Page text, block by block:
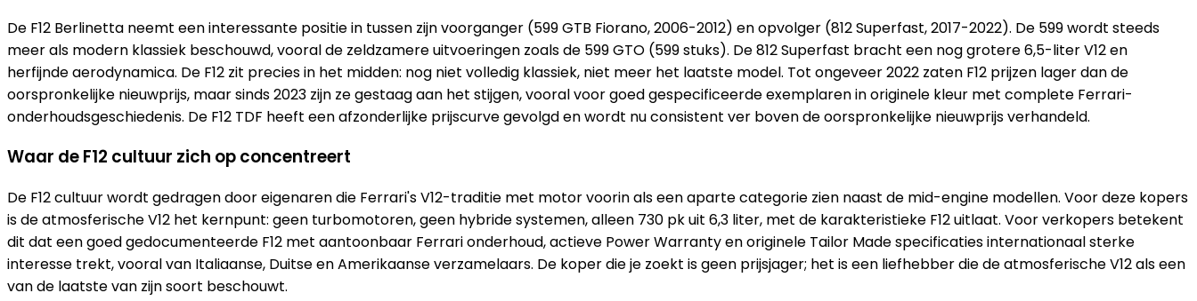
De F12 Berlinetta neemt een interessante positie in tussen zijn voorganger (599 GTB Fiorano, 2006-2012) en opvolger (812 Superfast, 2017-2022). De 599 wordt steeds
meer als modern klassiek beschouwd, vooral de zeldzamere uitvoeringen zoals de 599 GTO (599 stuks). De 812 Superfast bracht een nog grotere 6,5-liter V12 en
herfijnde aerodynamica. De F12 zit precies in het midden: nog niet volledig klassiek, niet meer het laatste model. Tot ongeveer 2022 zaten F12 prijzen lager dan de
oorspronkelijke nieuwprijs, maar sinds 2023 zijn ze gestaag aan het stijgen, vooral voor goed gespecificeerde exemplaren in originele kleur met complete Ferrari-
onderhoudsgeschiedenis. De F12 TDF heeft een afzonderlijke prijscurve gevolgd en wordt nu consistent ver boven de oorspronkelijke nieuwprijs verhandeld.
Waar de F12 cultuur zich op concentreert
De F12 cultuur wordt gedragen door eigenaren die Ferrari's V12-traditie met motor voorin als een aparte categorie zien naast de mid-engine modellen. Voor deze kopers
is de atmosferische V12 het kernpunt: geen turbomotoren, geen hybride systemen, alleen 730 pk uit 6,3 liter, met de karakteristieke F12 uitlaat. Voor verkopers betekent
dit dat een goed gedocumenteerde F12 met aantoonbaar Ferrari onderhoud, actieve Power Warranty en originele Tailor Made specificaties internationaal sterke
interesse trekt, vooral van Italiaanse, Duitse en Amerikaanse verzamelaars. De koper die je zoekt is geen prijsjager; het is een liefhebber die de atmosferische V12 als een
van de laatste van zijn soort beschouwt.